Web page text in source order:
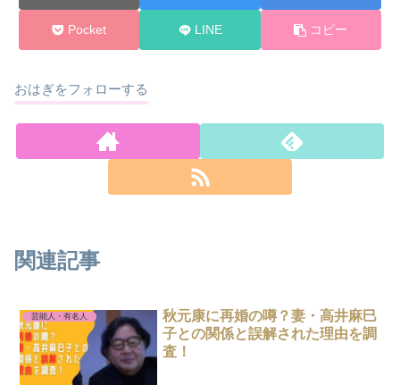
Pocket LINE コピー
おはぎをフォローする
関連記事
芸能人・有名人
秋元康に再婚の噂？妻・高井麻巳
子との関係と誤解された理由を調
査！